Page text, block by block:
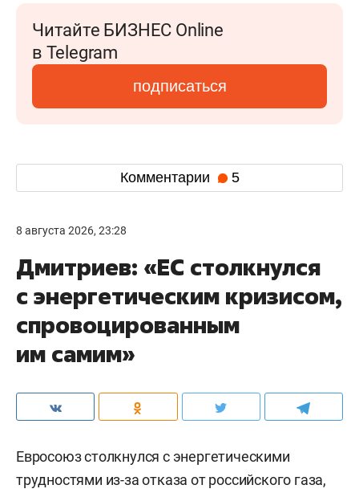
Читайте БИЗНЕС Online
в Telegram
подписаться
Комментарии 5
8 августа 2026, 23:28
Дмитриев: «ЕС столкнулся
с энергетическим кризисом,
спровоцированным
им самим»
Евросоюз столкнулся с энергетическими
трудностями из-за отказа от российского газа,